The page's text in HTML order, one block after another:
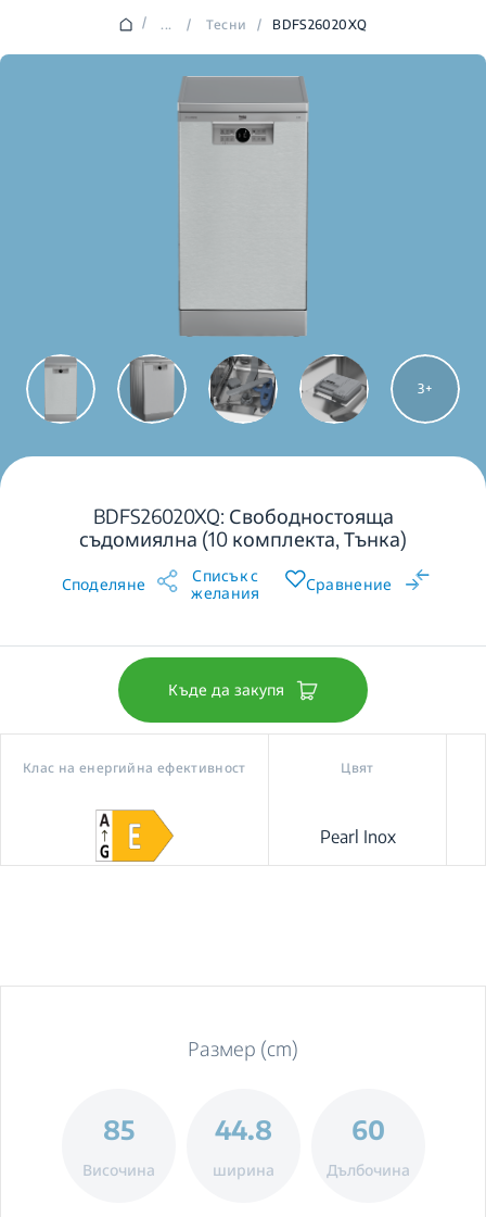
/ ... / Тесни / BDFS26020XQ
3
BDFS26020XQ: Свободностояща
съдомиялна (10 комплекта, Тънка)
Споделяне
Списък с
желания
Сравнение
Къде да закупя
Клас на енергийна ефективност Цвят
Pearl Inox
Размер (cm)
85
Височина
44.8
ширина
60
Дълбочина